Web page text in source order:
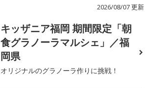
2026/08/07 更新
キッザニア福岡 期間限定「朝
食グラノーラマルシェ」／福
岡県
オリジナルのグラノーラ作りに挑戦！